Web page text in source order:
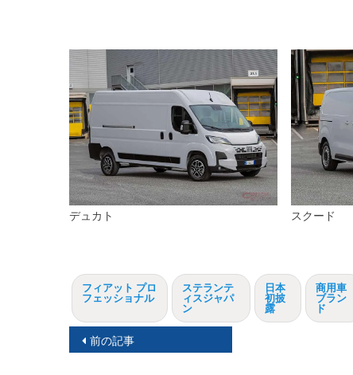
デュカト スクード
フィアット プロ
フェッショナル
ステランテ
ィスジャパ
ン
日本
初披
露
商用車
ブラン
ド
投前の記事